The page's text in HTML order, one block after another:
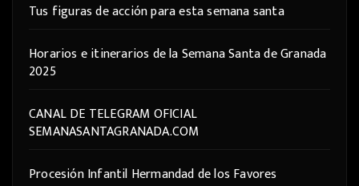
Tus figuras de acción para esta semana santa
Horarios e itinerarios de la Semana Santa de Granada
2025
CANAL DE TELEGRAM OFICIAL
SEMANASANTAGRANADA.COM
Procesión Infantil Hermandad de los Favores